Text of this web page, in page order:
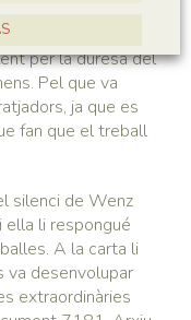
les peces de la
per la duresa del
Pel que va
ja que es
fan que el treball
silenci de Wenz
li respongué
A la carta li
va desenvolupar
extraordinàries